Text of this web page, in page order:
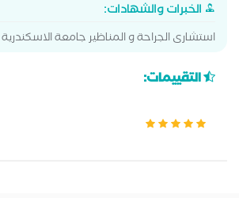
الخبرات والشهادات:
استشارى الجراحة و المناظير جامعة الاسكندرية
التقييمات: